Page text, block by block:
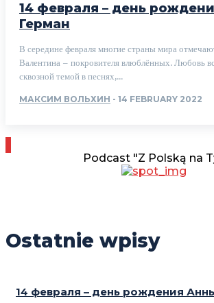
14 февраля – день
Герман
В середине февраля многие страны мира
Валентина – покровителя влюблённых. Любовь
сквозной темой в песнях,...
МАКСИМ ВОЛЬХИН - 14 FEBRUARY 2022
Podcast "Z Polską na
Ostatnie wpisy
14 февраля – день рождения